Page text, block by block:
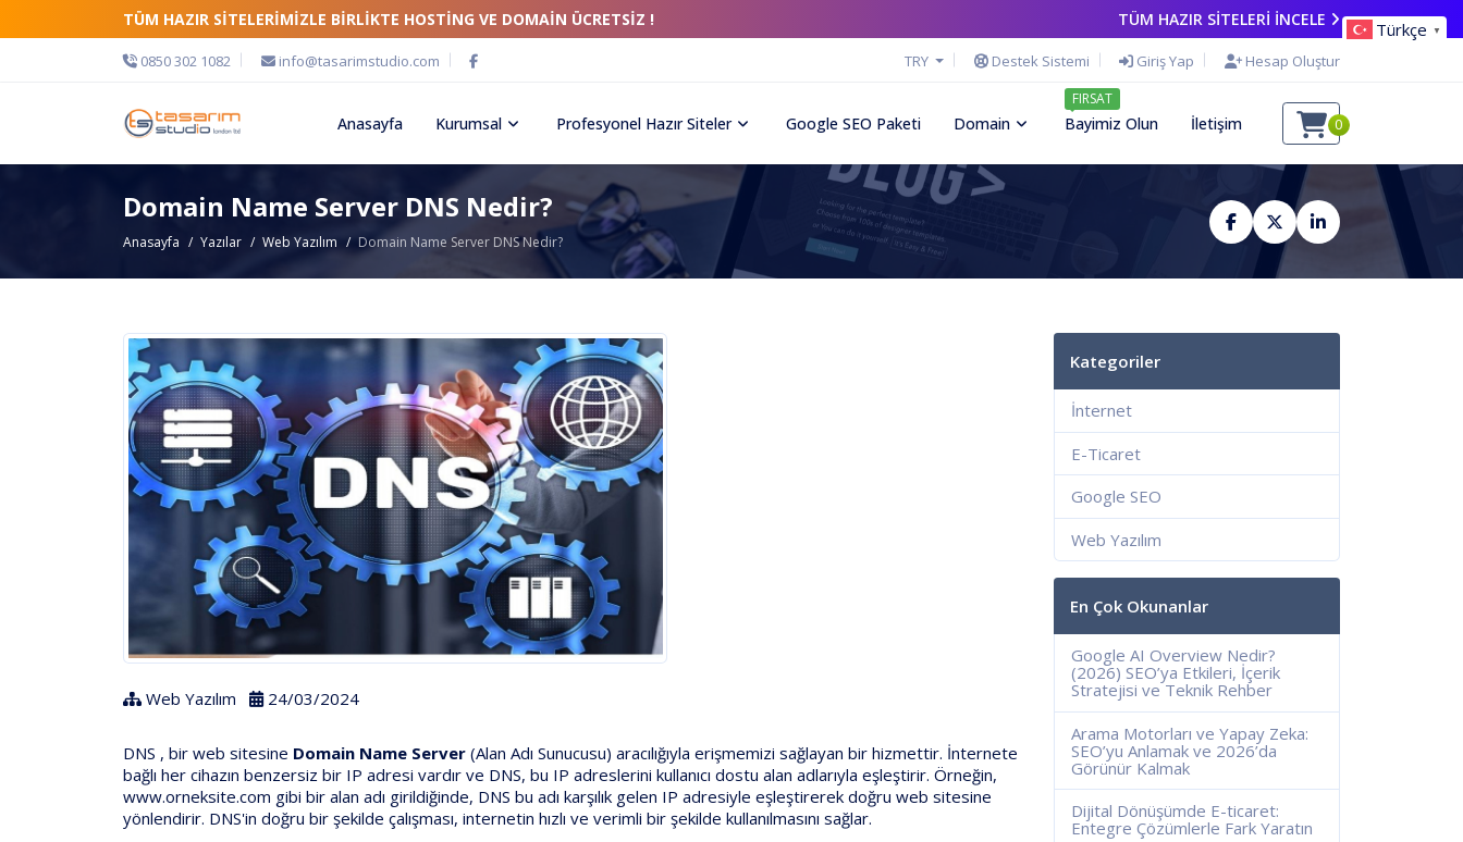
TÜM HAZIR SİTELERİMİZLE BİRLİKTE HOSTİNG VE DOMAİN ÜCRETSİZ ! TÜM HAZIR SİTELERİ İNCELE
0850 302 1082 info@tasarimstudio.com TRY Destek Sistemi Giriş Yap Hesap Oluştur
Anasayfa Kurumsal Profesyonel Hazır Siteler Google SEO Paketi Domain
FIRSAT
Bayimiz Olun İletişim 0
Domain Name Server DNS Nedir?
Anasayfa Yazılar Web Yazılım Domain Name Server DNS Nedir?
Web Yazılım 24/03/2024
DNS , bir web sitesine Domain Name Server (Alan Adı Sunucusu) aracılığıyla erişmemizi sağlayan bir hizmettir. İnternete
bağlı her cihazın benzersiz bir IP adresi vardır ve DNS, bu IP adreslerini kullanıcı dostu alan adlarıyla eşleştirir. Örneğin,
www.orneksite.com gibi bir alan adı girildiğinde, DNS bu adı karşılık gelen IP adresiyle eşleştirerek doğru web sitesine
yönlendirir. DNS'in doğru bir şekilde çalışması, internetin hızlı ve verimli bir şekilde kullanılmasını sağlar.
Kategoriler
İnternet
E-Ticaret
Google SEO
Web Yazılım
En Çok Okunanlar
Google AI Overview Nedir?
(2026) SEO’ya Etkileri, İçerik
Stratejisi ve Teknik Rehber
Arama Motorları ve Yapay Zeka:
SEO’yu Anlamak ve 2026’da
Görünür Kalmak
Dijital Dönüşümde E-ticaret:
Entegre Çözümlerle Fark Yaratın
Türkçe ▼